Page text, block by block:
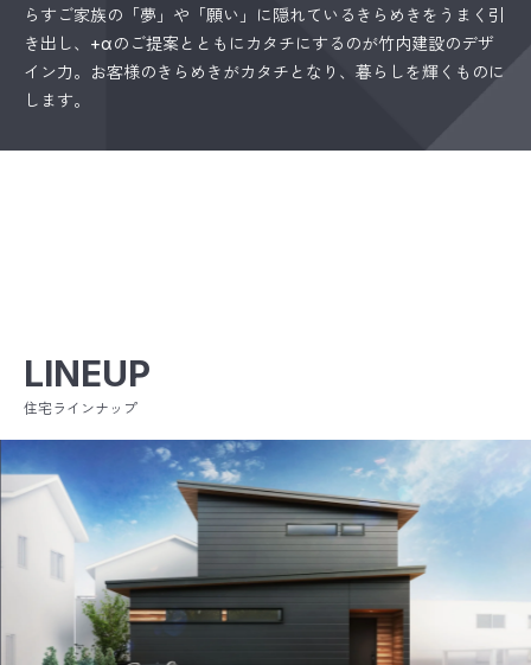
らすご家族の「夢」や「願い」に隠れているきらめきをうまく引
き出し、+αのご提案とともにカタチにするのが竹内建設のデザ
イン力。お客様のきらめきがカタチとなり、暮らしを輝くものに
します。
LINEUP
住宅ラインナップ